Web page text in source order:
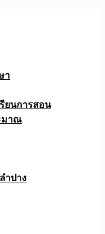
า
ยนการสอน
มาณ
ำปาง